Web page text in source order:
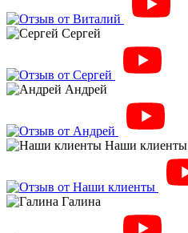
Сергей
Андрей
Наши клиенты
Галина